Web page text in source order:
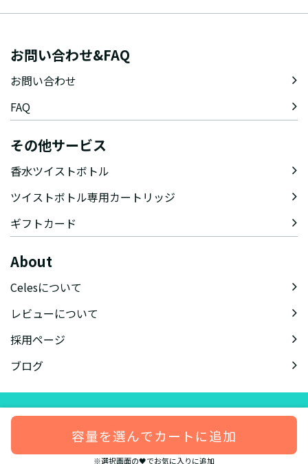
容量を選んでカートに追加
※選択画面の🖤でお気に入りに追加
お問い合わせ&FAQ
お問い合わせ
FAQ
その他サービス
香水ツイストボトル
ツイストボトル専用カートリッジ
ギフトカード
About
Celesについて
レビューについて
採用ページ
ブログ
会社概要特定商取引法に基づく表記会員規約プライバシーポリシー